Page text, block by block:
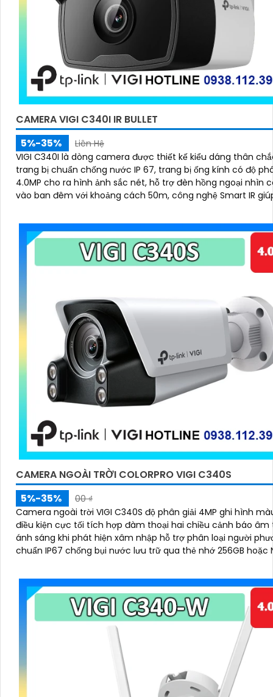
CAMERA VIGI C340I IR BULLET
5%-35%
Liên Hệ
VIGI C340I là dòng camera được thiết kế kiểu dáng thân
trang bị chuẩn chống nước IP 67, trang bị ống kính có độ
4.0MP cho ra hình ảnh sắc nét, hỗ trợ đèn hồng ngoại nhìn
vào ban đêm với khoảng cách 50m, công nghệ Smart IR
CAMERA NGOÀI TRỜI COLORPRO VIGI C340S
5%-35%
00 ₫
Camera ngoài trời VIGI C340S độ phân giải 4MP ghi hình
điều kiện cực tối tích hợp đàm thoại hai chiều cảnh báo âm
ánh sáng khi phát hiện xâm nhập hỗ trợ phân loại người
chuẩn IP67 chống bụi nước lưu trữ qua thẻ nhớ 256GB hoặc